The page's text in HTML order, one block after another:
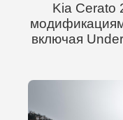
Kia Cerato
включая